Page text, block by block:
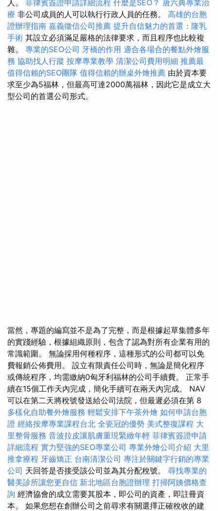
人。 菲律賓簽證申請詳細流程 什麼是SEO？ 唐六典專業治
療 非公司成員的人可以執行行政人員的任務。 高雄的台胞
證辦理指南 嘉義徵信公司推薦 提升自信魅力的首選：隆乳
手術 其設立必須滿足嚴格的法律要求，而且程序也比較複
雜。 專業的SEO公司 牙橋的作用 適合各場合的餐點外燴服
務 協助找人行蹤 按摩專業教學 清潔公司費用明細 推薦最
值得信賴的SEO團隊 值得信賴的辦桌外燴推薦 由於資本要
求至少為5福林，但最高可達2000萬福林，因此它是成立大
型公司的首選公司形式。
當然，專題的編寫並不是為了完整，而是根據起草集體多年
的實踐經驗，根據組織原則，包含了認為對所有企業有用的
常識範圍。 無論採用何種程序，這種形式的公司都可以免
費報銷公佈費用。 設立有限責任公司時，無論是簡化程序
或傳統程序，均需繳納0匈牙利福林的公司手續費。 正常手
續在15個工作天內完成，簡化手續可在兩天內完成。 NAV
可以在第二天將稅號發送給公司法院，但最遲必須在第 8
多樣化自助餐外燴服務 輕鬆安排下午茶外燴 如何申請台胞
證 經絡按摩專業課程台北 全瓷冠的優勢 美式整復課程 大
里整骨服務 音波拉皮讓肌膚重現緊緻年輕 菲律賓簽證申請
詳細流程 實力堅強的SEO專業公司 專業外燴公司介紹 大里
推拿療程 牙齒矯正 台南清潔公司 專注於關鍵字行銷的專業
公司 天回答是否接受該公司並為其分配稅號。 尋找專業的
醫美診所讓您更自信 新北地區台胞證辦理 打掃阿姨價格查
詢 經濟協會的成立需要其股本，即公司的資產，即註冊資
本。 如果您想在創辦公司之前尋求有關選擇正確稅收的建